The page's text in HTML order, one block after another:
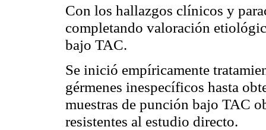
Con los hallazgos clínicos y
completando valoración
bajo TAC.
Se inició empíricamente
gérmenes inespecíficos hasta
muestras de punción bajo TAC
resistentes al estudio directo.